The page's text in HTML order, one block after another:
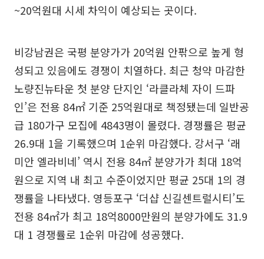
~20억원대 시세 차익이 예상되는 곳이다.
비강남권은 국평 분양가가 20억원 안팎으로 높게 형
성되고 있음에도 경쟁이 치열하다. 최근 청약 마감한
노량진뉴타운 첫 분양 단지인 ‘라클라체 자이 드파
인’은 전용 84㎡ 기준 25억원대로 책정됐는데 일반공
급 180가구 모집에 4843명이 몰렸다. 경쟁률은 평균
26.9대 1을 기록했으며 1순위 마감했다. 강서구 ‘래
미안 엘라비네’ 역시 전용 84㎡ 분양가가 최대 18억
원으로 지역 내 최고 수준이었지만 평균 25대 1의 경
쟁률을 나타냈다. 영등포구 ‘더샵 신길센트럴시티’도
전용 84㎡가 최고 18억8000만원의 분양가에도 31.9
대 1 경쟁률로 1순위 마감에 성공했다.